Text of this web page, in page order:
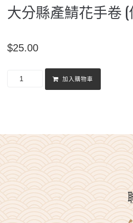
大分縣產鯖花手卷 (
$25.00
加入購物車